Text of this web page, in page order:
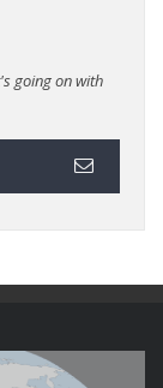
going on with